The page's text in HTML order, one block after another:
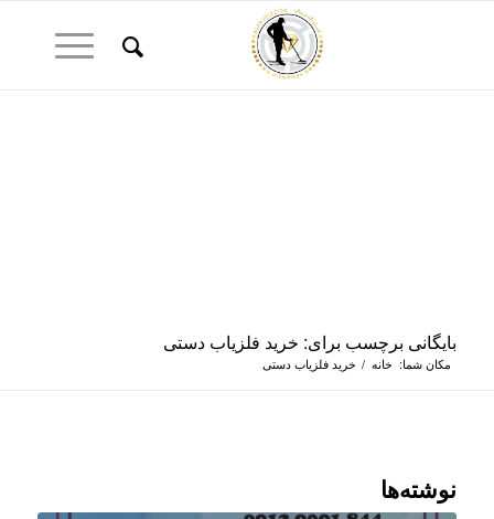
بایگانی برچسب برای: خرید فلزیاب دستی
مکان شما: خانه / خرید فلزیاب دستی
نوشته‌ها